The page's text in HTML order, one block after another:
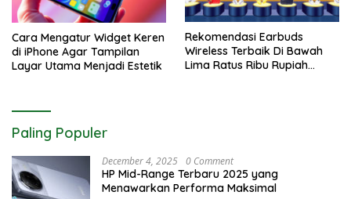
Cara Mengatur Widget Keren
di iPhone Agar Tampilan
Layar Utama Menjadi Estetik
Rekomendasi Earbuds
Wireless Terbaik Di Bawah
Lima Ratus Ribu Rupiah
Paling Populer
December 4, 2025 0 Comment
HP Mid-Range Terbaru 2025 yang
Menawarkan Performa Maksimal